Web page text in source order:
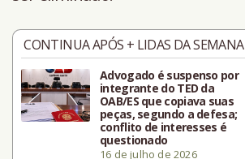
CONTINUA APÓS + LIDAS DA SEMANA
Advogado é suspenso por
integrante do TED da
OAB/ES que copiava suas
peças, segundo a defesa;
conflito de interesses é
questionado
16 de julho de 2026